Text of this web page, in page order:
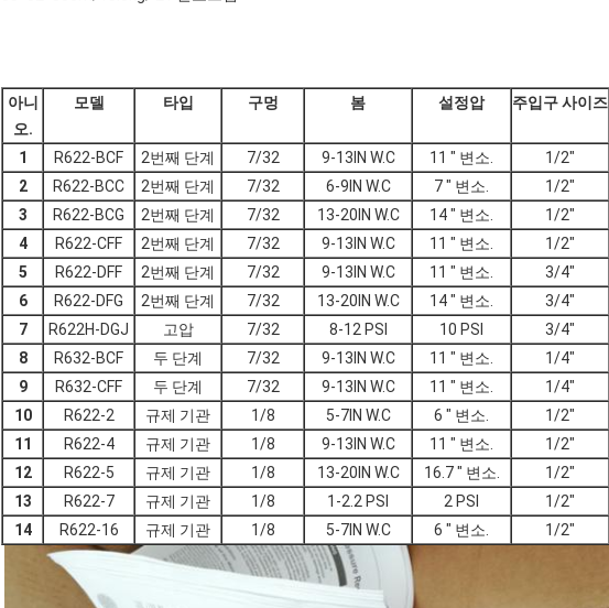
아니
오.
모델 타입 구멍 봄 설정압 주입구 사이즈
1 R622-BCF 2번째 단계 7/32 9-13IN W.C 11 " 변소. 1/2"
2
R622-BCC 2번째 단계 7/32 6-9IN W.C 7 " 변소. 1/2"
3
R622-BCG 2번째 단계 7/32 13-20IN W.C 14 " 변소. 1/2"
4
R622-CFF 2번째 단계 7/32 9-13IN W.C 11 " 변소. 1/2"
5
R622-DFF 2번째 단계 7/32 9-13IN W.C 11 " 변소. 3/4"
6
R622-DFG 2번째 단계 7/32 13-20IN W.C 14 " 변소. 3/4"
7
R622H-DGJ 고압 7/32 8-12 PSI 10 PSI 3/4"
8
R632-BCF 두 단계 7/32 9-13IN W.C 11 " 변소. 1/4"
9
R632-CFF 두 단계 7/32 9-13IN W.C 11 " 변소. 1/4"
10
R622-2 규제 기관 1/8 5-7IN W.C 6 " 변소. 1/2"
11
R622-4 규제 기관 1/8 9-13IN W.C 11 " 변소. 1/2"
12
R622-5 규제 기관 1/8 13-20IN W.C 16.7 " 변소. 1/2"
13
R622-7 규제 기관 1/8 1-2.2 PSI 2 PSI 1/2"
14
R622-16 규제 기관 1/8 5-7IN W.C 6 " 변소. 1/2"